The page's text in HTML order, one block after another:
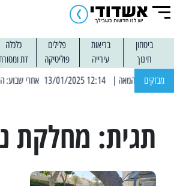
ביטחון בריאות פלילים
כלכלה
חינוך
עירייה פוליטיקה דת
מבזקים | 12:14 13/01/2025 אחרי שבוע: הוסר איסור הרחצה בחופי אשדוד
תגית: מחלקת